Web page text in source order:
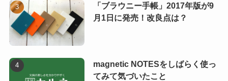
「ブラウニー手帳」2017年版が9
月1日に発売！改良点は？
magnetic NOTESをしばらく使っ
てみて気づいたこと